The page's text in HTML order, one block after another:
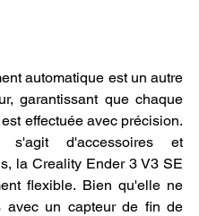
automatique est un autre
garantissant que chaque
effectuée avec précision.
d'accessoires et
la Creality Ender 3 V3 SE
flexible. Bien qu'elle ne
avec un capteur de fin de